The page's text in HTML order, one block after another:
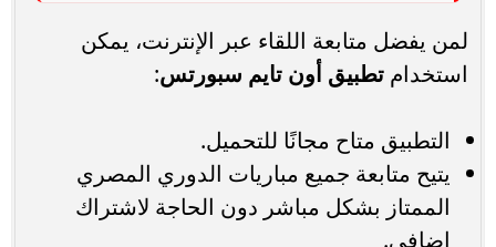
لمن يفضل متابعة اللقاء عبر الإنترنت، يمكن
استخدام تطبيق أون تايم سبورتس:
التطبيق متاح مجانًا للتحميل.
يتيح متابعة جميع مباريات الدوري المصري
الممتاز بشكل مباشر دون الحاجة لاشتراك
إضافي.